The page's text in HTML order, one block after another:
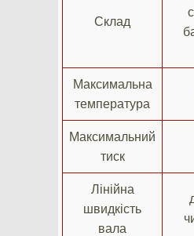
Склад
Максимальна
температура
Максимальний
тиск
Лінійна
швидкість
вала